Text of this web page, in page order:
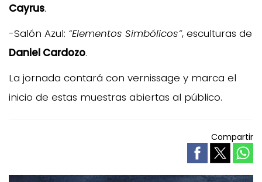
Cayrus.
-Salón Azul: “Elementos Simbólicos”, esculturas de
Daniel Cardozo.
La jornada contará con vernissage y marca el
inicio de estas muestras abiertas al público.
Compartir